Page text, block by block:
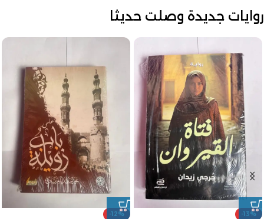
روايات جديدة وصلت حديثا
-13%
-12%